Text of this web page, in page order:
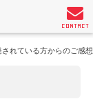
れている方からのご感想
CONTACT